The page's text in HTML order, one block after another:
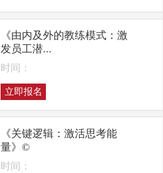
《由内及外的教练模式：激
发员工潜...
时间：
立即报名
《关键逻辑：激活思考能
量》©
时间：